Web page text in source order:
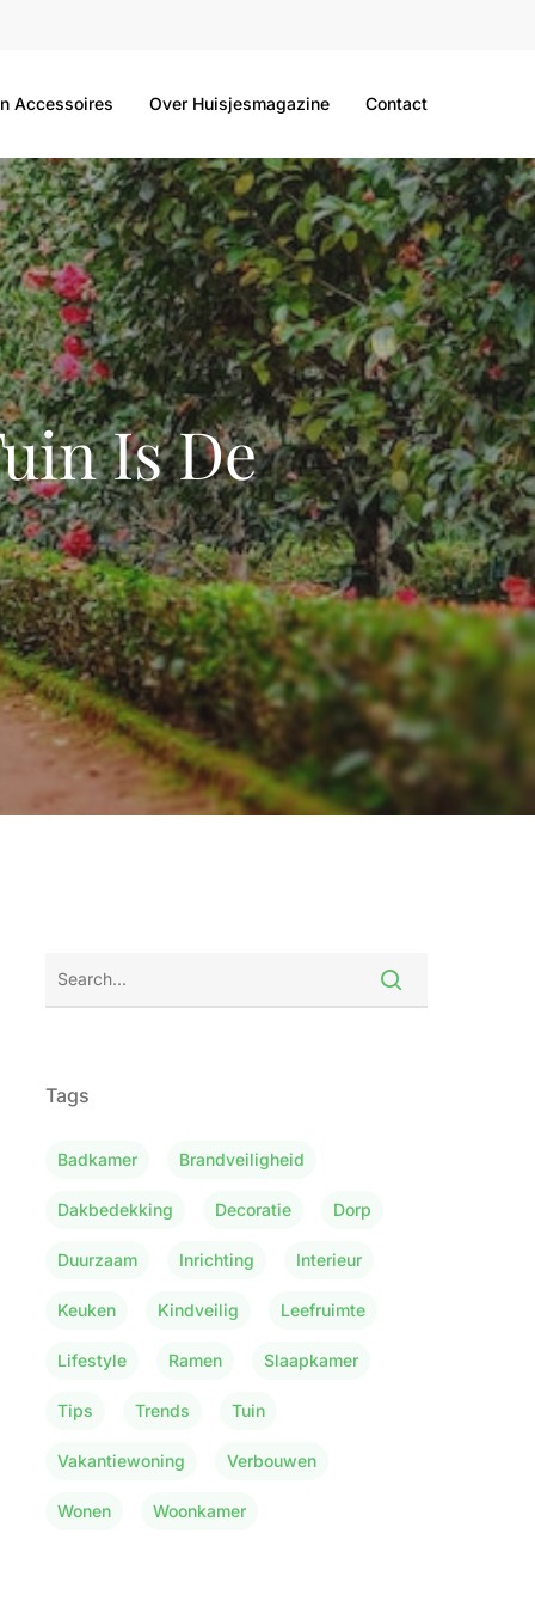
Accessoires Over Huisjesmagazine Contact
Is De
Tags
Badkamer Brandveiligheid
Dakbedekking Decoratie Dorp
Duurzaam Inrichting Interieur
Keuken Kindveilig Leefruimte
Lifestyle Ramen Slaapkamer
Tips Trends Tuin
Vakantiewoning Verbouwen
Wonen Woonkamer